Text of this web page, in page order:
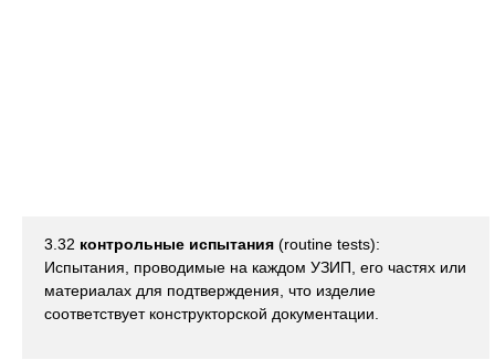
3.32 контрольные испытания (routine tests):
Испытания, проводимые на каждом УЗИП, его частях или
материалах для подтверждения, что изделие
соответствует конструкторской документации.